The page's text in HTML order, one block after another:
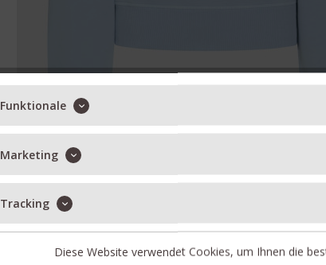
Funktionale
Marketing
Tracking
Diese Website verwendet Cookies, um Ihnen die